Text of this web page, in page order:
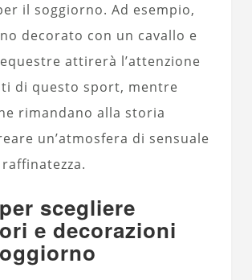
il soggiorno. Ad esempio,
decorato con un cavallo e
attirerà l’attenzione
di questo sport, mentre
rimandano alla storia
un’atmosfera di sensuale
scegliere
e decorazioni